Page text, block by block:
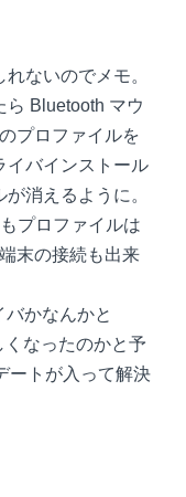
ないのでメモ。
Bluetooth マウ
プロファイルを
イバインストール
消えるように。
プロファイルは
末の接続も出来
かなんかと
なったのかと予
ートが入って解決